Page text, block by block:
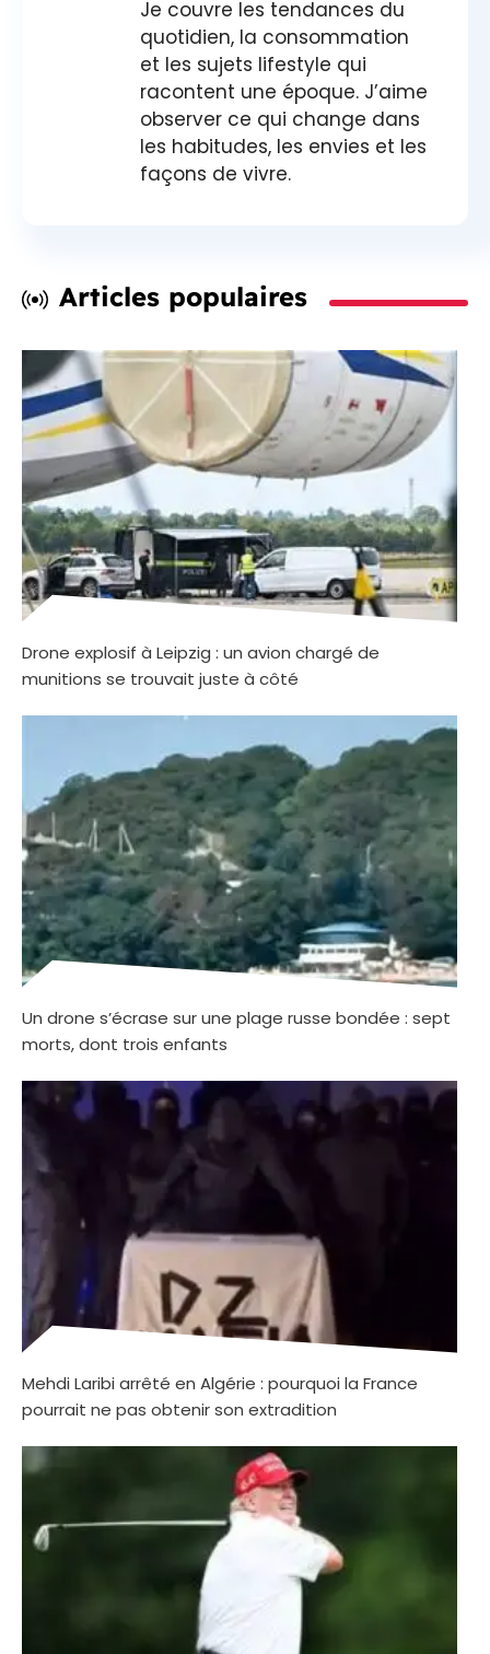
Je couvre les tendances du
quotidien, la consommation
et les sujets lifestyle qui
racontent une époque. J’aime
observer ce qui change dans
les habitudes, les envies et les
façons de vivre.
Articles populaires
Drone explosif à Leipzig : un avion chargé de
munitions se trouvait juste à côté
Un drone s’écrase sur une plage russe bondée : sept
morts, dont trois enfants
Mehdi Laribi arrêté en Algérie : pourquoi la France
pourrait ne pas obtenir son extradition